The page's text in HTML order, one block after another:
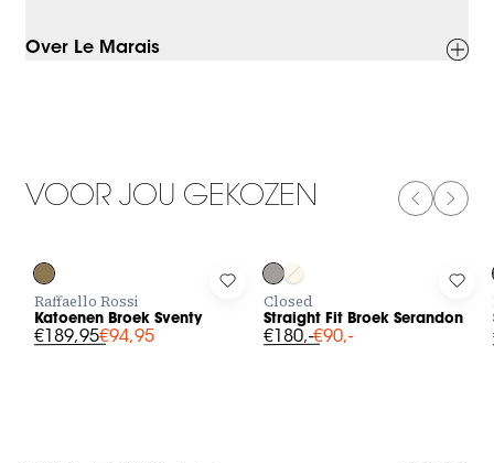
Over Le Marais
VOOR JOU GEKOZEN
in to add Katoenen Broek Sventy to your wishlist
Raffaello Rossi
Katoenen Broek Sventy
€189,95€94,95
Log in to add Straight Fit Broek
Closed
Straight Fit Broek Serandon
€180,-€90,-
Log